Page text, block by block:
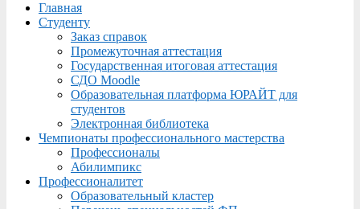
Menu
Главная
Студенту
Заказ справок
Промежуточная аттестация
Государственная итоговая аттестация
СДО Moodle
Образовательная платформа ЮРАЙТ для
студентов
Электронная библиотека
Чемпионаты профессионального мастерства
Профессионалы
Абилимпикс
Профессионалитет
Образовательный кластер